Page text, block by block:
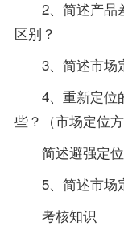
2、简述产品
区别？
3、简述市场
4、重新定位
些？（市场定位方
简述避强定位
5、简述市场
考核知识